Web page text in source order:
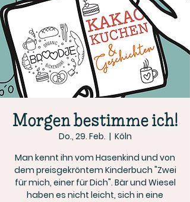
Morgen bestimme ich!
Do., 29. Feb.
  |
Köln
Man kennt ihn vom Hasenkind und von
dem preisgekröntem Kinderbuch "Zwei
für mich, einer für Dich". Bär und Wiesel
haben es nicht leicht, sich in eine